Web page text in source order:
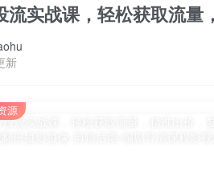
流实战课，轻松获取流
新
源